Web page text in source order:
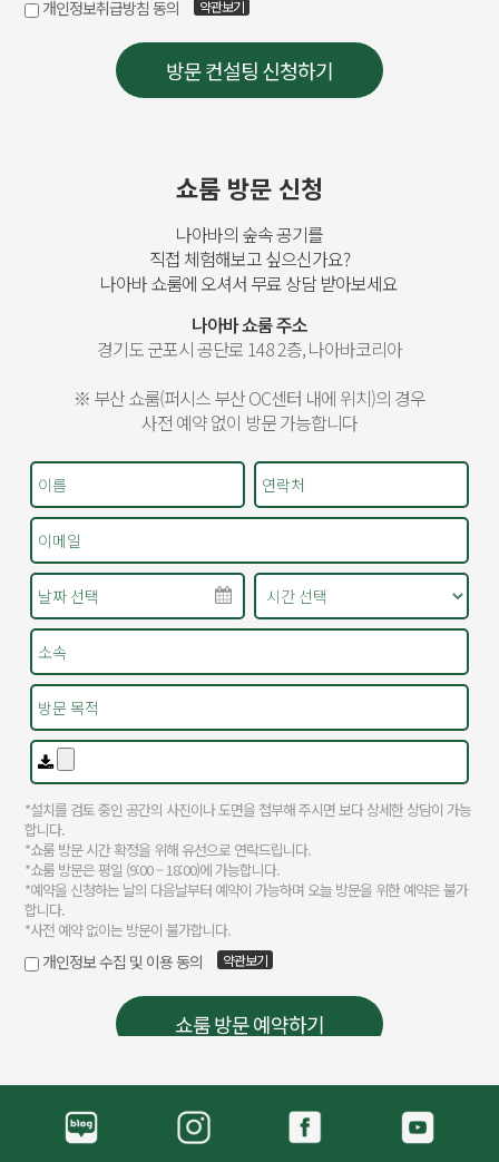
쇼룸 방문 신청
나아바의 숲속 공기를
직접 체험해보고 싶으신가요?
나아바 쇼룸에 오셔서 무료 상담 받아보세요
나아바 쇼룸 주소
경기도 군포시 공단로 148 2층, 나아바코리아
※ 부산 쇼룸(퍼시스 부산 OC센터 내에 위치)의 경우
사전 예약 없이 방문 가능합니다